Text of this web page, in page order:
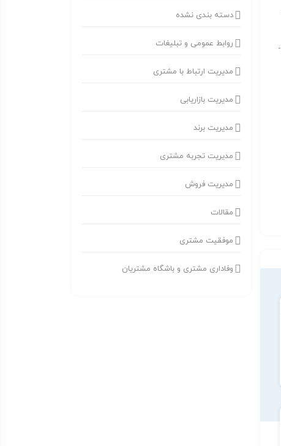
دانشجویان کشورهای مختلف متوجه شده اند که دانشجویان ژاپن و چین بیشتر علاقه به انتخاب گزینه های محتاطانه تر مانند 3-
دسته بندی نشده
روابط عمومی و تبلیغات
مدیریت ارتباط با مشتری
مدیریت بازاریابی
مدیریت برند
مدیریت تجربه مشتری
مدیریت فروش
مقالات
موفقیت مشتری
وفاداری مشتری و باشگاه مشتریان